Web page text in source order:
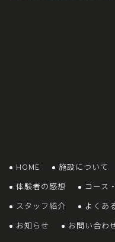
HOME 施設について
体験者の感想
コース
スタッフ紹介
よくあ
お知らせ
お問い合わ